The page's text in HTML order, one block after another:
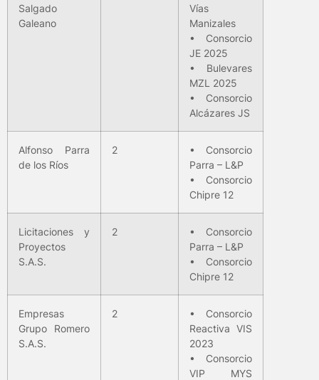
Salgado
Galeano
Vías
Manizales
• Consorcio
JE 2025
• Bulevares
MZL 2025
• Consorcio
Alcázares JS
Alfonso Parra
de los Ríos
2
• Consorcio
Parra – L&P
• Consorcio
Chipre 12
Licitaciones y
Proyectos
S.A.S.
2
• Consorcio
Parra – L&P
• Consorcio
Chipre 12
Empresas
Grupo Romero
S.A.S.
2
• Consorcio
Reactiva VIS
2023
• Consorcio
VIP MYS